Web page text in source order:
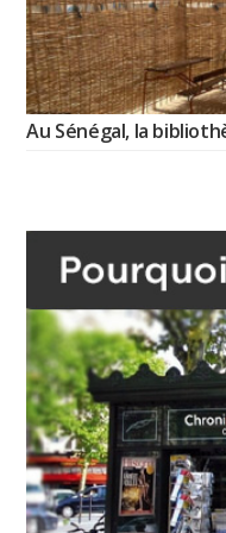
Au Sénégal, la